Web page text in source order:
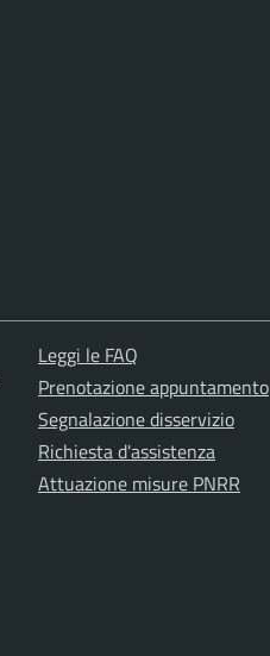
Leggi le FAQ
Prenotazione appuntamento
Segnalazione disservizio
Richiesta d'assistenza
Attuazione misure PNRR